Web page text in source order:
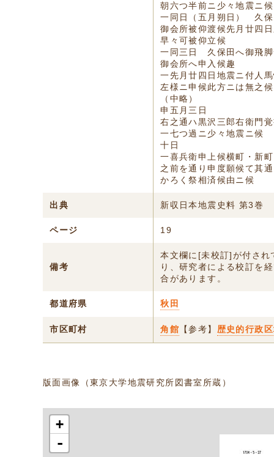
朝六つ半前ニ少々地震ニ候
一同日（五月朔日） 久保
御会所被仰渡候先月廿四
早々可被仰立候
一同三日 久保田へ御飛脚
御会所へ申入候趣
一先月廿四日地震ニ付人
左様ニ申候此方ニは無之候
（中略）
申五月三日
右之通ハ黒沢三郎右衛門
一七つ過ニ少々地震ニ候
十日
一喜兵衛申上候横町・新
之前を通り申度願候て其
かろく祭相済候由ニ候
出典 新収日本地震史料 第3巻
ページ 19
備考
本文欄に[未校訂]が付され
り、研究者による校訂を
合があります。
都道府県 秋田
市区町村 角館 【参考】 歴史的行政
版面画像（東京大学地震研究所図書室所蔵）
+
-